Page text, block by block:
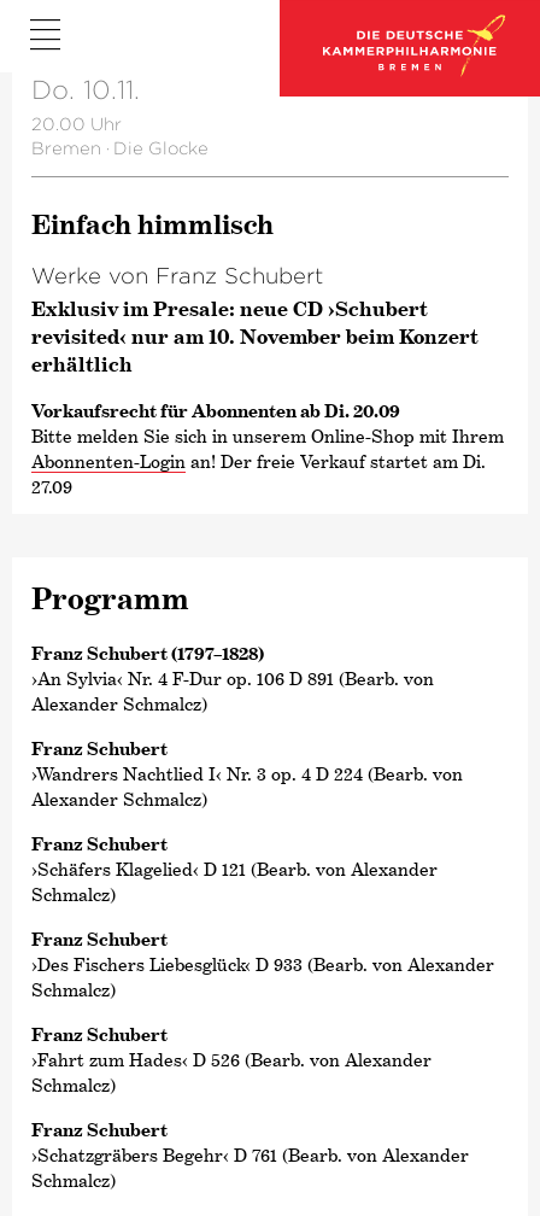
Do. 10.11.
20.00 Uhr
Bremen · Die Glocke
Einfach himmlisch
Werke von Franz Schubert
Exklusiv im Presale: neue CD ›Schubert
revisited‹ nur am 10. November beim Konzert
erhältlich
Vorkaufsrecht für Abonnenten ab Di. 20.09
Bitte melden Sie sich in unserem Online-Shop mit Ihrem
Abonnenten-Login an! Der freie Verkauf startet am Di.
27.09
Programm
Franz Schubert (1797–1828)
›An Sylvia‹ Nr. 4 F-Dur op. 106 D 891 (Bearb. von
Alexander Schmalcz)
Franz Schubert
›Wandrers Nachtlied I‹ Nr. 3 op. 4 D 224 (Bearb. von
Alexander Schmalcz)
Franz Schubert
›Schäfers Klagelied‹ D 121 (Bearb. von Alexander
Schmalcz)
Franz Schubert
›Des Fischers Liebesglück‹ D 933 (Bearb. von Alexander
Schmalcz)
Franz Schubert
›Fahrt zum Hades‹ D 526 (Bearb. von Alexander
Schmalcz)
Franz Schubert
›Schatzgräbers Begehr‹ D 761 (Bearb. von Alexander
Schmalcz)